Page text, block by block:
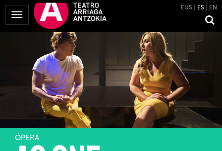
Mostrar
Menú
EUS ES EN
ÓPERA